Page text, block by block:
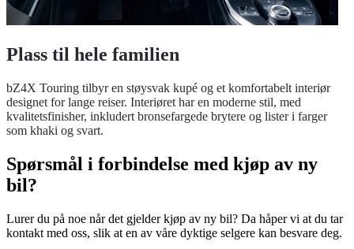
Plass til hele familien
bZ4X Touring tilbyr en støysvak kupé og et komfortabelt interiør
designet for lange reiser. Interiøret har en moderne stil, med
kvalitetsfinisher, inkludert bronsefargede brytere og lister i farger
som khaki og svart.
Spørsmål i forbindelse med kjøp av ny
bil?
Lurer du på noe når det gjelder kjøp av ny bil? Da håper vi at du tar
kontakt med oss, slik at en av våre dyktige selgere kan besvare deg.